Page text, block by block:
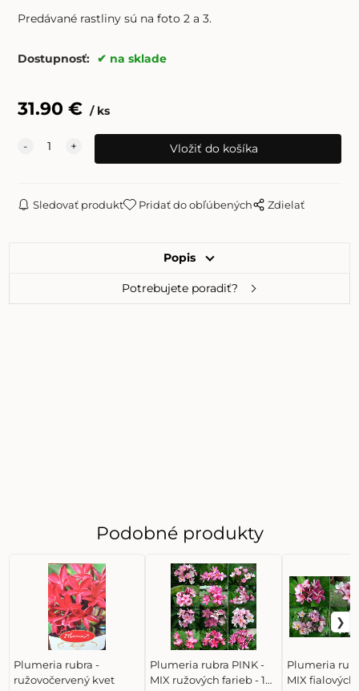
Predávané rastliny sú na foto 2 a 3.
Dostupnosť: na sklade
31.90 € ks
Sledovať produkt Pridať do obľúbených Zdielať
Popis
Potrebujete poradiť?
Podobné produkty
Plumeria rubra -
ružovočervený kvet
Plumeria rubra PINK -
MIX ružových farieb - 1
Plumeria
MIX fialových